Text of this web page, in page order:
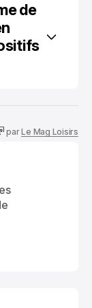
de
parLe Mag Loisirs